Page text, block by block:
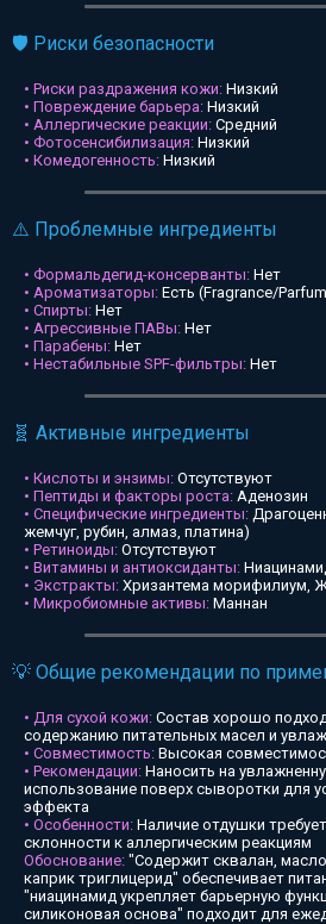
🛡️ Риски безопасности
• Риски раздражения кожи: Низкий
• Повреждение барьера: Низкий
• Аллергические реакции: Средний
• Фотосенсибилизация: Низкий
• Комедогенность: Низкий
⚠️ Проблемные ингредиенты
• Формальдегид-консерванты: Нет
• Ароматизаторы: Есть (Fragrance/
• Спирты: Нет
• Агрессивные ПАВы: Нет
• Парабены: Нет
• Нестабильные SPF-фильтры: Нет
🧬 Активные ингредиенты
• Кислоты и энзимы: Отсутствуют
• Пептиды и факторы роста: Аденозин
• Специфические ингредиенты:
жемчуг, рубин, алмаз, платина)
• Ретиноиды: Отсутствуют
• Витамины и антиоксиданты:
• Экстракты: Хризантема морифилиум,
• Микробиомные активы: Маннан
💡 Общие рекомендации по
• Для сухой кожи: Состав хорошо
содержанию питательных масел и
• Совместимость: Высокая
• Рекомендации: Наносить на
использование поверх сыворотки для
эффекта
• Особенности: Наличие отдушки
склонности к аллергическим реакциям
Обоснование: "Содержит сквалан,
каприк триглицерид" обеспечивает
"ниацинамид укрепляет барьерную
силиконовая основа" подходит для